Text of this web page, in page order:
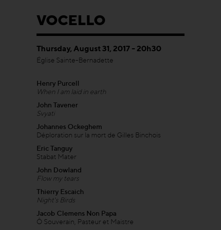
VOCELLO
Thursday, August 31, 2017 - 20h30
Église Sainte-Bernadette
Henry Purcell
When I am laid in earth
John Tavener
Svyati
Johannes Ockeghem
Déploration sur la mort de Gilles Binchois
Eric Tanguy
Stabat Mater
John Dowland
Flow my tears
Thierry Escaich
Night's Birds
Jacob Clemens Non Papa
Ô Souverain, Pasteur et Maistre